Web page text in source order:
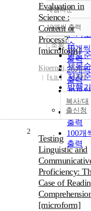
정확도
순
인기도
순
연도순
제목순
저자순
발행기
관순
내림차순
내림
10개씩 출력
10개씩
출력
20개씩
출력
30개씩
출력
50개씩
출력
100개
출력
조회
Evaluation in
Science :
Content or
Process?
[microform]
Kjoernsli, Marit
[s.n.]
1992
복사/대
출신청
2
Testing
Linguistic and
Proficiency:
Case of
[microform]